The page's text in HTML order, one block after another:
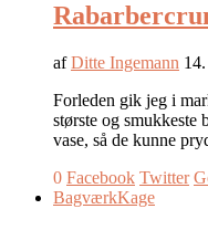
afDitte Ingemann
Forleden gik jeg i
største og smukkeste
vase, så de kunne
0 Facebook Twitter
BagværkKage